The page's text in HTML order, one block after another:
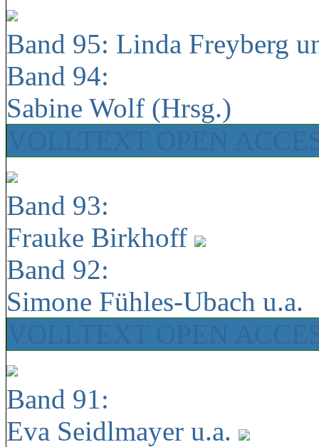
Band 95: Linda Freyberg
Band 94:
Sabine Wolf (Hrsg.)
Band 93:
Frauke Birkhoff
Band 92:
Simone Fühles-Ubach u.a.
Band 91:
Eva Seidlmayer u.a.